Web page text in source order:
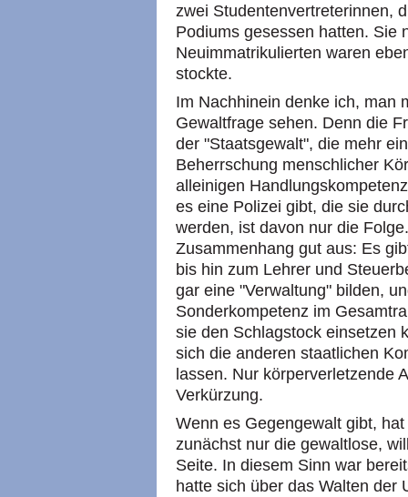
zwei Studentenvertreterinnen,
Podiums gesessen hatten. Sie
Neuimmatrikulierten waren
stockte.
Im Nachhinein denke ich, man
Gewaltfrage sehen. Denn die
der "Staatsgewalt", die mehr
Beherrschung menschlicher
alleinigen
es eine Polizei gibt, die sie
werden, ist davon nur die
Zusammenhang gut aus: Es
bis hin zum Lehrer und
gar eine "Verwaltung" bilden,
Sonderkompetenz im
sie den Schlagstock einsetzen
sich die anderen staatlichen
lassen. Nur körperverletzende
Verkürzung.
Wenn es Gegengewalt gibt,
zunächst nur die gewaltlose,
Seite. In diesem Sinn war
hatte sich über das Walten der